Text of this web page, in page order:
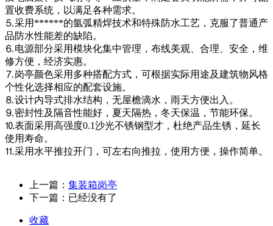
置收费系统，以满足各种需求。
⒌采用******的氩弧精焊技术和特殊防水工艺，克服了普通产
品防水性能差的缺陷。
⒍电源部分采用模块化集中管理，布线美观、合理、安全，维
修方便，经济实惠。
⒎岗亭颜色采用多种搭配方式，可根据实际用途及建筑物风格
个性化选择相应的配套设施。
⒏设计内导式排水结构，无屋檐滴水，雨天方便出入。
⒐密封性及隔音性能好，夏天隔热，冬天保温，节能环保。
⒑表面采用高强度0.1沙光不锈钢型才，杜绝产品生锈，延长
使用寿命。
⒒采用水平推拉开门，可左右向推拉，使用方便，操作简单。
上一篇： 集装箱岗亭
下一篇：已经没有了
收藏